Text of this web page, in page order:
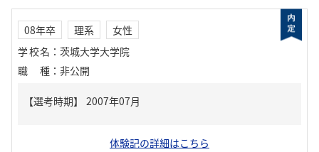
08年卒 理系
女性
学校名 ： 茨城大学大学院
職種 ： 非公開
体験記の詳細はこちら